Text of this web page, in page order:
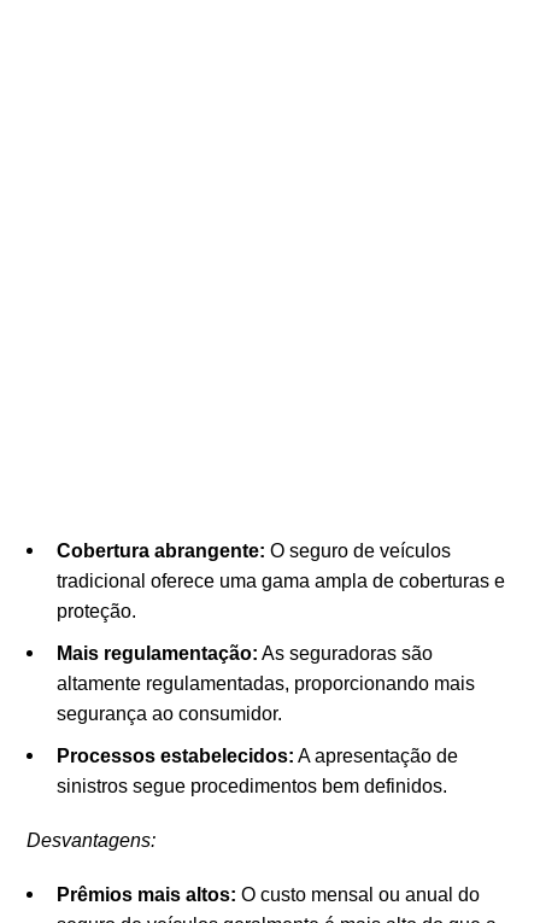
Cobertura abrangente: O seguro de veículos
tradicional oferece uma gama ampla de coberturas e
proteção.
Mais regulamentação: As seguradoras são
altamente regulamentadas, proporcionando mais
segurança ao consumidor.
Processos estabelecidos: A apresentação de
sinistros segue procedimentos bem definidos.
Desvantagens:
Prêmios mais altos: O custo mensal ou anual do